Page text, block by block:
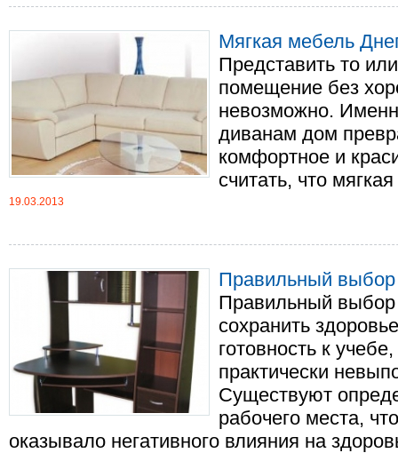
Мягкая мебель
Представить то
помещение без
невозможно.
диванам дом
комфортное и
считать, что
19.03.2013
Правильный выбор
Правильный выбор
сохранить
готовность к
практически
Существуют
рабочего места,
оказывало негативного влияния на